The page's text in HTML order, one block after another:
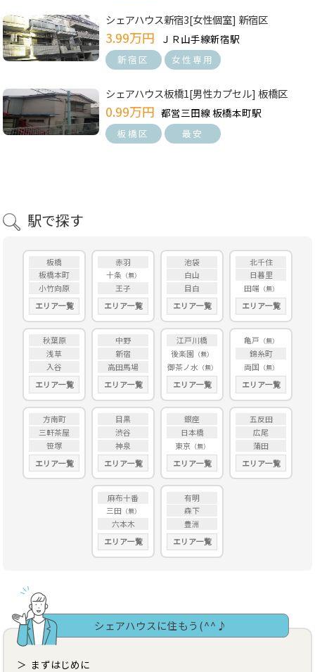
シェアハウス新宿3[女性個室] 新宿区
3.99万円 ＪＲ山手線新宿駅
新宿区 女性専用
シェアハウス板橋1[男性カプセル] 板橋区
0.99万円 都営三田線 板橋本町駅
板橋区 最安
駅で探す
板橋
板橋本町
小竹向原
エリア一覧
赤羽
十条
王子
エリア一覧
池袋
白山
目白
エリア一覧
北千住
日暮里
田端
エリア一覧
秋葉原
浅草
入谷
エリア一覧
中野
新宿
高田馬場
エリア一覧
江戸川橋
後楽園
御茶ノ水
エリア一覧
亀戸
錦糸町
両国
エリア一覧
方南町
三軒茶屋
笹塚
エリア一覧
目黒
渋谷
神泉
エリア一覧
銀座
日本橋
東京
エリア一覧
五反田
広尾
蒲田
エリア一覧
麻布十番
三田
六本木
エリア一覧
有明
森下
豊洲
エリア一覧
シェアハウスに住もう(^^♪
まずはじめに